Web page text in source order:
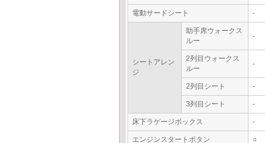
電動サードシート -
シートアレン
ジ
助手席ウォークス
ルー
-
2列目ウォークス
ルー
-
2列目シート -
3列目シート -
床下ラゲージボックス -
エンジンスタートボタン ○